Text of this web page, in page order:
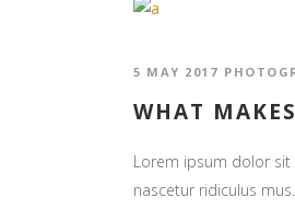
5 MAY 2017
WHAT
Lorem ipsum dolor
nascetur ridiculus